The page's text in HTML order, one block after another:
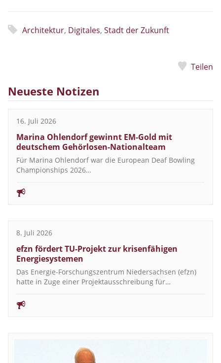
Architektur, Digitales, Stadt der Zukunft
Teilen
Neueste Notizen
16. Juli 2026
Marina Ohlendorf gewinnt EM-Gold mit
deutschem Gehörlosen-Nationalteam
Für Marina Ohlendorf war die European Deaf Bowling
Championships 2026…
8. Juli 2026
efzn fördert TU-Projekt zur krisenfähigen
Energiesystemen
Das Energie-Forschungszentrum Niedersachsen (efzn)
hatte in Zuge einer Projektausschreibung für…